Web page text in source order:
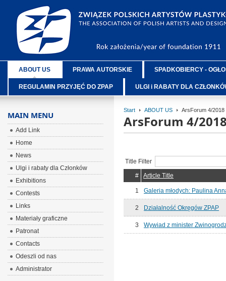
ABOUT US PRAWA AUTORSKIE SPADKOBIERCY -
REGULAMIN PRZYJĘĆ DO ZPAP ULGI i RABATY DLA
Start ABOUT US ArsForum 4/2018
ArsForum 4/
Title Filter
#
Article Title
1 Galeria młodych: Paulina
2 Działalność Okręgów ZPAP
3 Wywiad z minister
MAIN MENU
Add Link
Home
News
Ulgi i rabaty dla Członków
Exhibitions
Contests
Links
Materiały graficzne
Patronat
Contacts
Odeszli od nas
Administrator